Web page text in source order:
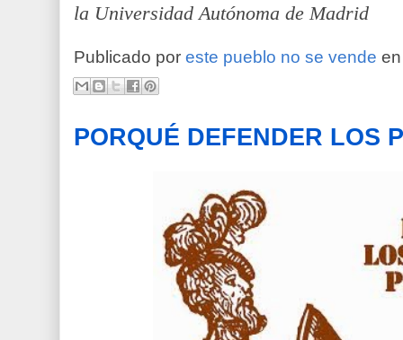
la Universidad Autónoma de Madrid
Publicado por este pueblo no se vende
PORQUÉ DEFENDER LOS